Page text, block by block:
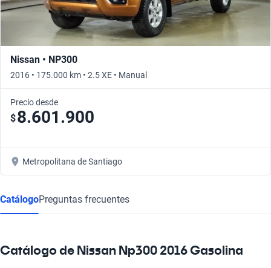
Nissan • NP300
2016 • 175.000 km • 2.5 XE • Manual
Precio desde
$8.601.900
Metropolitana de Santiago
CatálogoPreguntas frecuentes
Catálogo de Nissan Np300 2016 Gasolina